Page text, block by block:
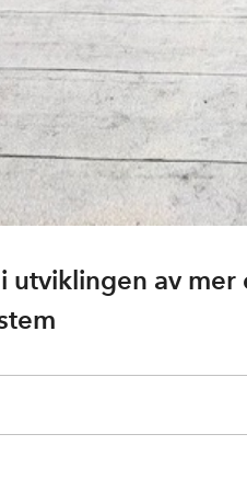
utviklingen av